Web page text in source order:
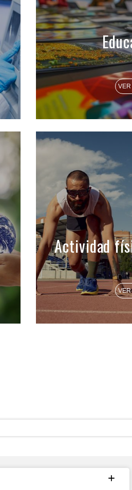
Actividad